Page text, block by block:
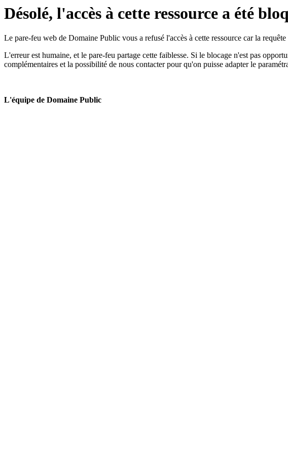
Désolé, l'accès à cette ressource a été
Le pare-feu web de Domaine Public vous a refusé l'accès à cette ressource car la
L'erreur est humaine, et le pare-feu partage cette faiblesse. Si le blocage n'est pas
complémentaires et la possibilité de nous contacter pour qu'on puisse adapter le
L'équipe de Domaine Public